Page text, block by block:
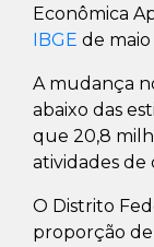
Econômica
IBGE de
A mudança
abaixo das
que 20,8
atividades de
O Distrito
proporção